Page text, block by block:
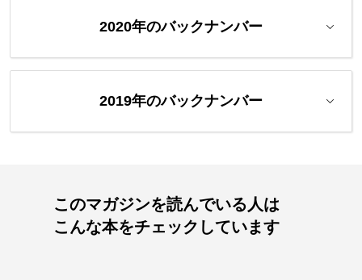
2020年のバックナンバー
2019年のバックナンバー
このマガジンを読んでいる人は
こんな本をチェックしています